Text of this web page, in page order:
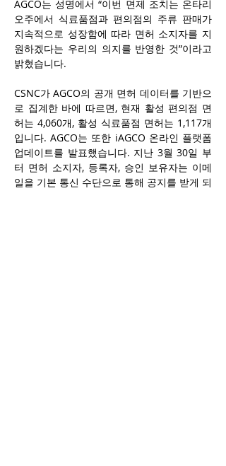
AGCO는 성명에서 “이번 면제 조치는 온타리
오주에서 식료품점과 편의점의 주류 판매가
지속적으로 성장함에 따라 면허 소지자를 지
원하겠다는 우리의 의지를 반영한 것”이라고
밝혔습니다.
CSNC가 AGCO의 공개 면허 데이터를 기반으
로 집계한 바에 따르면, 현재 활성 편의점 면
허는 4,060개, 활성 식료품점 면허는 1,117개
입니다. AGCO는 또한 iAGCO 온라인 플랫폼
업데이트를 발표했습니다. 지난 3월 30일 부
터 면허 소지자, 등록자, 승인 보유자는 이메
일을 기본 통신 수단으로 통해 공지를 받게 되